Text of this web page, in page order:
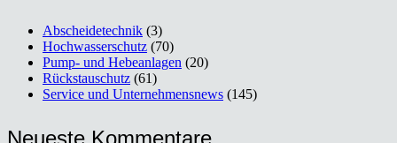
Abscheidetechnik (3)
Hochwasserschutz (70)
Pump- und Hebeanlagen (20)
Rückstauschutz (61)
Service und Unternehmensnews (145)
Neu­es­te Kom­men­ta­re